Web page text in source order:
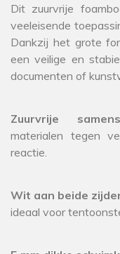
Dit zuurvrije
veeleisende
Dankzij het grote
een veilige en
documenten of
Zuurvrije
materialen tegen
reactie.
Wit aan beide
ideaal voor